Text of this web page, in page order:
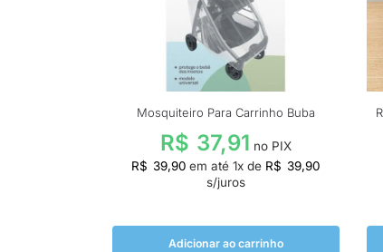
Mosquiteiro Para Carrinho Buba
R$ 37,91 no PIX
R$ 39,90 em até 1x de R$ 39,90
s/juros
Adicionar ao carrinho